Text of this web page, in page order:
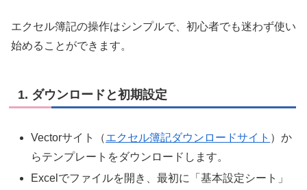
エクセル簿記の操作はシンプルで、初心者でも迷わず使い
始めることができます。
1. ダウンロードと初期設定
Vectorサイト（エクセル簿記ダウンロードサイト ）か
らテンプレートをダウンロードします。
Excelでファイルを開き、最初に「基本設定シート」